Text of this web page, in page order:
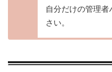
自分だけの管理
さい。